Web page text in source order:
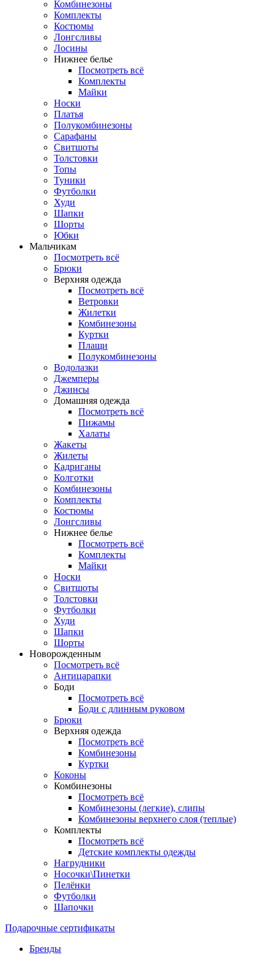
Комбинезоны
Комплекты
Костюмы
Лонгсливы
Лосины
Нижнее белье
Посмотреть всё
Комплекты
Майки
Носки
Платья
Полукомбинезоны
Сарафаны
Свитшоты
Толстовки
Топы
Туники
Футболки
Худи
Шапки
Шорты
Юбки
Мальчикам
Посмотреть всё
Брюки
Верхняя одежда
Посмотреть всё
Ветровки
Жилетки
Комбинезоны
Куртки
Плащи
Полукомбинезоны
Водолазки
Джемперы
Джинсы
Домашняя одежда
Посмотреть всё
Пижамы
Халаты
Жакеты
Жилеты
Кадриганы
Колготки
Комбинезоны
Комплекты
Костюмы
Лонгсливы
Нижнее белье
Посмотреть всё
Комплекты
Майки
Носки
Свитшоты
Толстовки
Футболки
Худи
Шапки
Шорты
Новорожденным
Посмотреть всё
Антицарапки
Боди
Посмотреть всё
Боди с длинным руковом
Брюки
Верхняя одежда
Посмотреть всё
Комбинезоны
Куртки
Коконы
Комбинезоны
Посмотреть всё
Комбинезоны (легкие), слипы
Комбинезоны верхнего слоя (теплые)
Комплекты
Посмотреть всё
Детские комплекты одежды
Нагрудники
Носочки\Пинетки
Пелёнки
Футболки
Шапочки
Подарочные сертификаты
Бренды